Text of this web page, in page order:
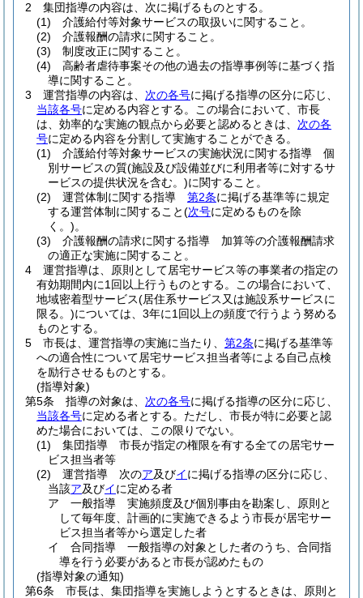
2
集団指導の内容は、次に掲げるものとする。
(1)
介護給付等対象サービスの取扱いに関すること。
(2)
介護報酬の請求に関すること。
(3)
制度改正に関すること。
(4)
高齢者虐待事案その他の過去の指導事例等に基づく指
導に関すること。
3
運営指導の内容は、 次の各号に掲げる指導の区分に応じ、
当該各号に定める内容とする。
この場合において、市長
は、効率的な実施の観点から必要と認めるときは、 次の各
号に定める内容を分割して実施することができる。
(1)
介護給付等対象サービスの実施状況に関する指導 個
別サービスの質(施設及び設備並びに利用者等に対するサ
ービスの提供状況を含む。)に関すること。
(2)
運営体制に関する指導 第2条に掲げる基準等に規定
する運営体制に関すること(次号に定めるものを除
く。)。
(3)
介護報酬の請求に関する指導 加算等の介護報酬請求
の適正な実施に関すること。
4
運営指導は、原則として居宅サービス等の事業者の指定の
有効期間内に1回以上行うものとする。
この場合において、
地域密着型サービス(居住系サービス又は施設系サービスに
限る。)については、3年に1回以上の頻度で行うよう努める
ものとする。
5
市長は、運営指導の実施に当たり、 第2条に掲げる基準等
への適合性について居宅サービス担当者等による自己点検
を励行させるものとする。
(指導対象)
第5条
指導の対象は、 次の各号に掲げる指導の区分に応じ、
当該各号に定める者とする。 ただし、市長が特に必要と認
めた場合においては、この限りでない。
(1)
集団指導 市長が指定の権限を有する全ての居宅サー
ビス担当者等
(2)
運営指導 次のア及びイに掲げる指導の区分に応じ、
当該ア及びイに定める者
ア
一般指導 実施頻度及び個別事由を勘案し、原則と
して毎年度、計画的に実施できるよう市長が居宅サー
ビス担当者等から選定した者
イ
合同指導 一般指導の対象とした者のうち、合同指
導を行う必要があると市長が認めたもの
(指導対象の通知)
第6条
市長は、集団指導を実施しようとするときは、原則と